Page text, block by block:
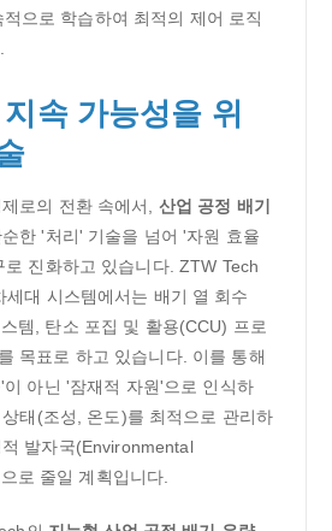
으로 학습하여 최적의 제어 로직
속 가능성을 위
로의 전환 속에서, 산업 공정 배기
순한 '처리' 기술을 넘어 '자원 효율
로 진화하고 있습니다. ZTW Tech
세대 시스템에서는 배기 열 회수
템, 탄소 포집 및 활용(CCU) 프로
목표로 하고 있습니다. 이를 통해
아닌 '잠재적 자원'으로 인식하
태(조성, 온도)를 최적으로 관리하
발자국(Environmental
로 줄일 계획입니다.